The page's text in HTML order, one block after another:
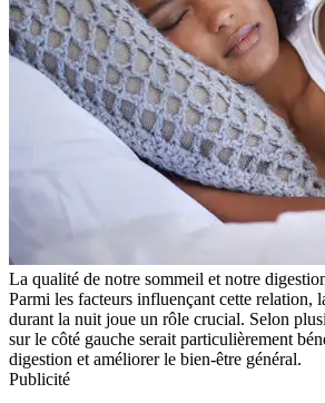
La qualité de notre sommeil et notre
Parmi les facteurs influençant cette relation,
durant la nuit joue un rôle crucial. Selon
sur le côté gauche serait particulièrement
digestion et améliorer le bien-être général.
Publicité